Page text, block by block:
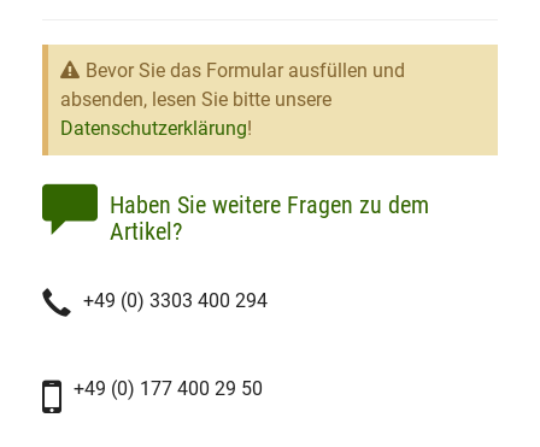
Bevor Sie das Formular ausfüllen und
absenden, lesen Sie bitte unsere
Datenschutzerklärung!
Haben Sie weitere Fragen zu dem
Artikel?
+49 (0) 3303 400 294
+49 (0) 177 400 29 50